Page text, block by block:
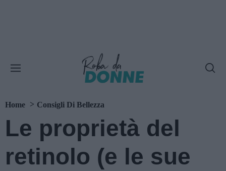
Home Consigli Di Bellezza
Le proprietà del
retinolo (e le sue